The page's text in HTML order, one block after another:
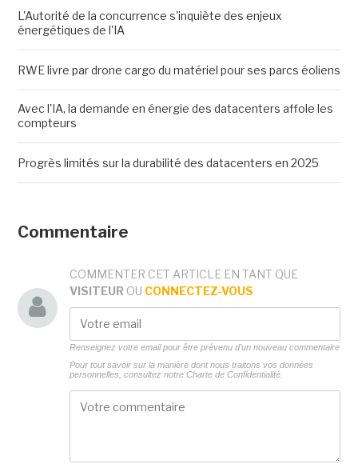
L'Autorité de la concurrence s'inquiète des enjeux
énergétiques de l'IA
RWE livre par drone cargo du matériel pour ses parcs éoliens
Avec l'IA, la demande en énergie des datacenters affole les
compteurs
Progrès limités sur la durabilité des datacenters en 2025
Commentaire
COMMENTER CET ARTICLE EN TANT QUE
VISITEUR OU CONNECTEZ-VOUS
Renseignez votre email pour être prévenu d'un nouveau commentaire
Pour tout savoir sur la manière dont nous traitons vos données
personnelles, consultez notre Charte de Confidentialité.